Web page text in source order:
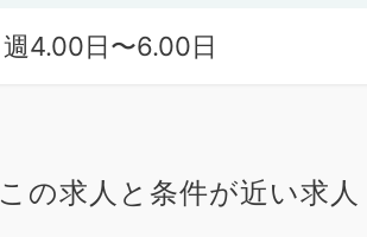
週4.00日〜6.00日
この求人と条件が近い求人